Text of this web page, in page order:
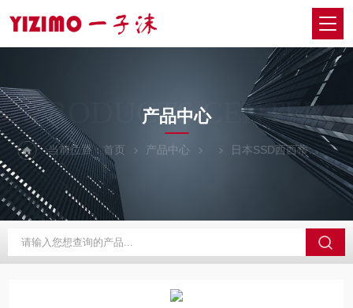
PRODUCTS CENTER
产品中心
当前位置：首页 产品中心 日本SSD西西蒂 BF-